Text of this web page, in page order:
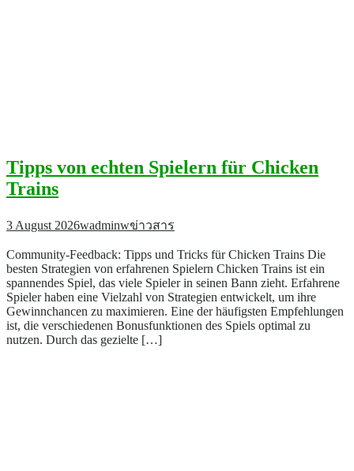
Tipps von echten Spielern für Chicken
Trains
3 August 2026wadminwข่าวสาร
Community-Feedback: Tipps und Tricks für Chicken Trains Die
besten Strategien von erfahrenen Spielern Chicken Trains ist ein
spannendes Spiel, das viele Spieler in seinen Bann zieht. Erfahrene
Spieler haben eine Vielzahl von Strategien entwickelt, um ihre
Gewinnchancen zu maximieren. Eine der häufigsten Empfehlungen
ist, die verschiedenen Bonusfunktionen des Spiels optimal zu
nutzen. Durch das gezielte […]